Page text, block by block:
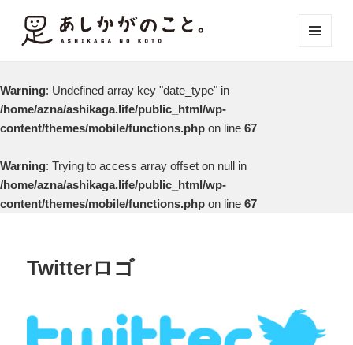
Warning: Undefined array key "date_type" in
/home/azna/ashikaga.life/public_html/wp-
content/themes/mobile/functions.php on line 67
Warning: Trying to access array offset on null in
/home/azna/ashikaga.life/public_html/wp-
content/themes/mobile/functions.php on line 67
Twitterロゴ